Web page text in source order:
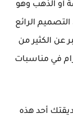
أو الذهب وهو
الرائع
عن الكثير من
في مناسبات
أحد هذه